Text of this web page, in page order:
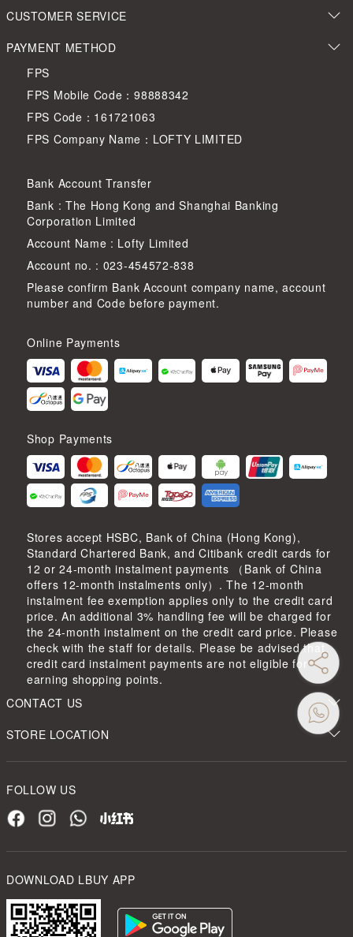
CUSTOMER SERVICE
PAYMENT METHOD
FPS
FPS Mobile Code：98888342
FPS Code：161721063
FPS Company Name：LOFTY LIMITED
Bank Account Transfer
Bank : The Hong Kong and Shanghai Banking
Corporation Limited
Account Name : Lofty Limited
Account no. : 023-454572-838
Please confirm Bank Account company name, account
number and Code before payment.
Online Payments
Shop Payments
Stores accept HSBC, Bank of China (Hong Kong),
Standard Chartered Bank, and Citibank credit cards for
12 or 24-month instalment payments （Bank of China
offers 12-month instalments only）. The 12-month
instalment fee exemption applies only to the credit card
price. An additional 3% handling fee will be charged for
the 24-month instalment on the credit card price. Please
check with the staff for details. Please be advised that
credit card instalment payments are not eligible for
earning shopping points.
CONTACT US
STORE LOCATION
FOLLOW US
DOWNLOAD LBUY APP